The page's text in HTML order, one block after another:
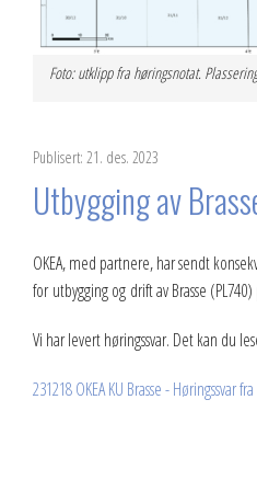
Foto: utklipp fra høringsnotat.
Publisert: 21. des. 2023
Utbygging av
OKEA, med partnere, har sendt
for utbygging og drift av Brasse
Vi har levert høringssvar. Det kan du
231218 OKEA KU Brasse - Høringssvar